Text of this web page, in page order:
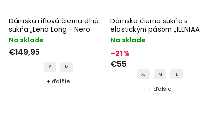
Dámska riflová čierna dlhá
sukňa „Lena Long - Nero
Nero"
Na sklade
€149,95
S M
+ ďalšie
Dámska čierna sukňa s
elastickým pásom „ILENIAA
LARAA black"
Na sklade
–21 %
€55
XS M L
+ ďalšie